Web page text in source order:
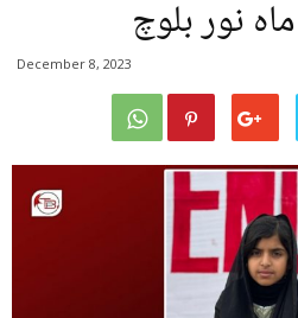
نور بلوچ
December 8, 2023